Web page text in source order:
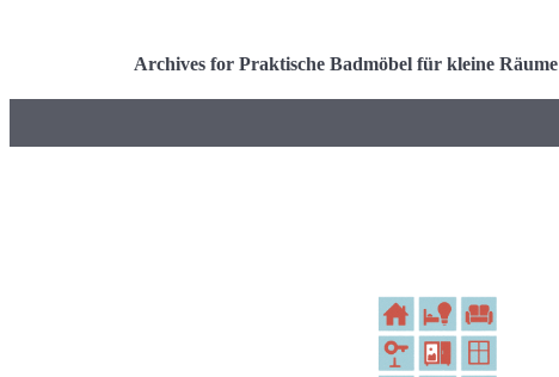
Archives for Praktische Badmöbel für kleine Räume